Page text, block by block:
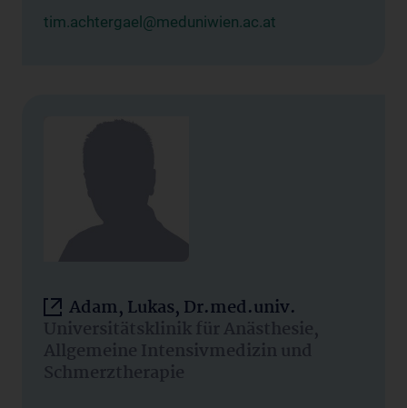
tim.achtergael@meduniwien.ac.at
Adam, Lukas, Dr.med.univ.
Universitätsklinik für Anästhesie,
Allgemeine Intensivmedizin und
Schmerztherapie